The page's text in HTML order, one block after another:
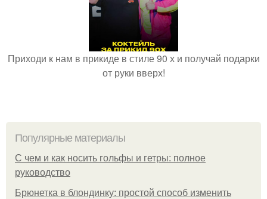
Приходи к нам в прикиде в стиле 90 х и получай подарки
от руки вверх!
Популярные материалы
С чем и как носить гольфы и гетры: полное
руководство
Брюнетка в блондинку: простой способ изменить